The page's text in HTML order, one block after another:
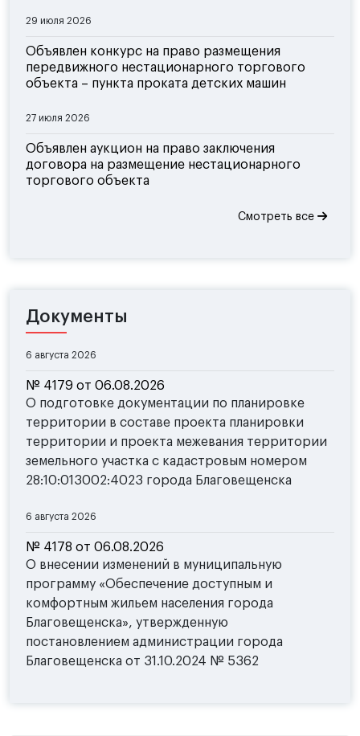
29 июля 2026
Объявлен конкурс на право размещения
передвижного нестационарного торгового
объекта – пункта проката детских машин
27 июля 2026
Объявлен аукцион на право заключения
договора на размещение нестационарного
торгового объекта
Смотреть все
Документы
6 августа 2026
№ 4179 от 06.08.2026
О подготовке документации по планировке
территории в составе проекта планировки
территории и проекта межевания территории
земельного участка с кадастровым номером
28:10:013002:4023 города Благовещенска
6 августа 2026
№ 4178 от 06.08.2026
О внесении изменений в муниципальную
программу «Обеспечение доступным и
комфортным жильем населения города
Благовещенска», утвержденную
постановлением администрации города
Благовещенска от 31.10.2024 № 5362